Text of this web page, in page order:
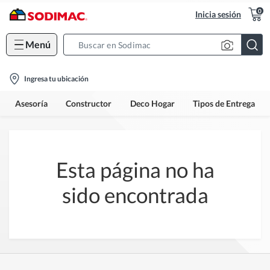
Inicia sesión 0
Menú
location-
Ingresa tu ubicación
Asesoría Constructor Deco Hogar Tipos de Entrega
Esta página no ha
sido encontrada